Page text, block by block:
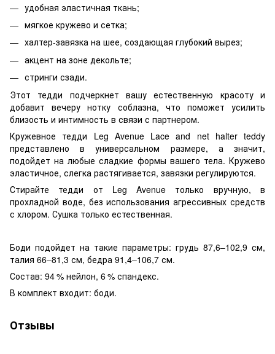
удобная эластичная ткань;
мягкое кружево и сетка;
халтер-завязка на шее, создающая глубокий вырез;
акцент на зоне декольте;
стринги сзади.
Этот тедди подчеркнет вашу естественную красоту и
добавит вечеру нотку соблазна, что поможет усилить
близость и интимность в связи с партнером.
Кружевное тедди Leg Avenue Lace and net halter teddy
представлено в универсальном размере, а значит,
подойдет на любые сладкие формы вашего тела. Кружево
эластичное, слегка растягивается, завязки регулируются.
Стирайте тедди от Leg Avenue только вручную, в
прохладной воде, без использования агрессивных средств
с хлором. Сушка только естественная.
Боди подойдет на такие параметры: грудь 87,6–102,9 см,
талия 66–81,3 см, бедра 91,4–106,7 см.
Состав: 94 % нейлон, 6 % спандекс.
В комплект входит: боди.
Отзывы